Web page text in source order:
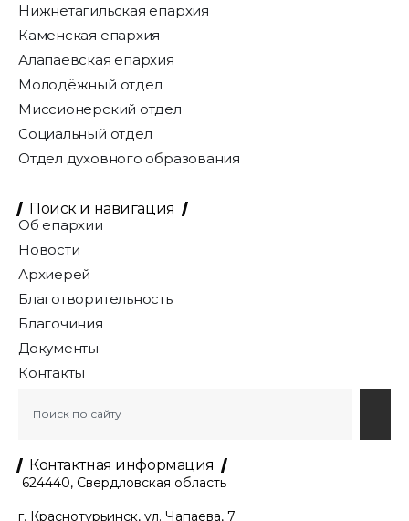
Нижнетагильская епархия
Каменская епархия
Алапаевская епархия
Молодёжный отдел
Миссионерский отдел
Социальный отдел
Отдел духовного образования
Поиск и навигация
Об епархии
Новости
Архиерей
Благотворительность
Благочиния
Документы
Контакты
Контактная информация
624440, Свердловская область
г. Краснотурьинск, ул. Чапаева, 7